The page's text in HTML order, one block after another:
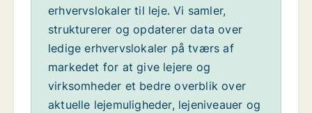
erhvervslokaler til leje. Vi samler,
strukturerer og opdaterer data over
ledige erhvervslokaler på tværs af
markedet for at give lejere og
virksomheder et bedre overblik over
aktuelle lejemuligheder, lejeniveauer og